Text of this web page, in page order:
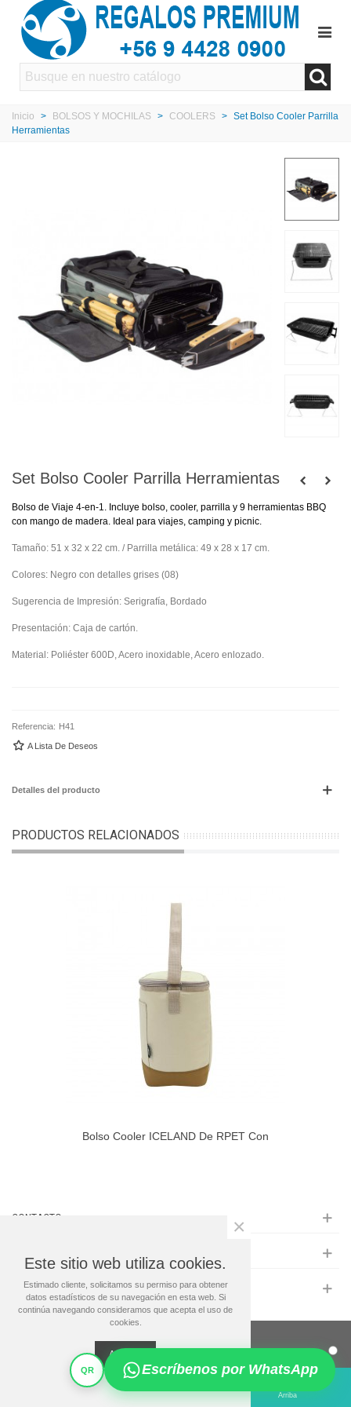
Inicio > BOLSOS Y MOCHILAS > COOLERS > Set Bolso Cooler Parrilla
Herramientas
Set Bolso Cooler Parrilla Herramientas
Bolso de Viaje 4-en-1. Incluye bolso, cooler, parrilla y 9 herramientas BBQ
con mango de madera. Ideal para viajes, camping y picnic.
Tamaño: 51 x 32 x 22 cm. / Parrilla metálica: 49 x 28 x 17 cm.
Colores: Negro con detalles grises (08)
Sugerencia de Impresión: Serigrafía, Bordado
Presentación: Caja de cartón.
Material: Poliéster 600D, Acero inoxidable, Acero enlozado.
Referencia: H41
A Lista De Deseos
Detalles del producto
PRODUCTOS RELACIONADOS
Bolso Cooler ICELAND De RPET Con
CONTACTO
MAS INFO
© 2024 Regalos Premium
Arriba
Este sitio web utiliza cookies.
Estimado cliente, solicitamos su permiso para obtener
datos estadísticos de su navegación en esta web. Si
continúa navegando consideramos que acepta el uso de
cookies.
Aceptar
×
QR Escríbenos por WhatsApp